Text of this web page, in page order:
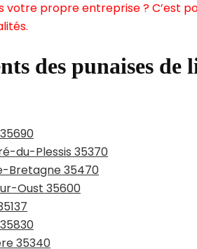
propre entreprise ? C’est
des punaises de
du-Plessis 35370
Bretagne 35470
Oust 35600
35340